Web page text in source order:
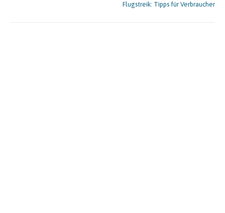
Flugstreik: Tipps für Verbraucher